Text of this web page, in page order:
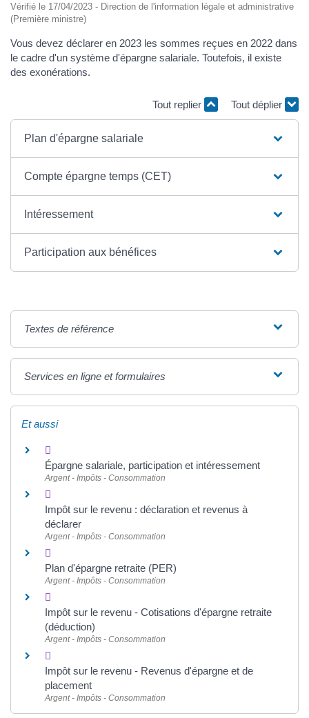
Vérifié le 17/04/2023 - Direction de l'information légale et administrative
(Première ministre)
Vous devez déclarer en 2023 les sommes reçues en 2022 dans
le cadre d'un système d'épargne salariale. Toutefois, il existe
des exonérations.
Tout replier Tout déplier
Plan d'épargne salariale
Compte épargne temps (CET)
Intéressement
Participation aux bénéfices
Textes de référence
Services en ligne et formulaires
Et aussi
Épargne salariale, participation et intéressement
Argent - Impôts - Consommation
Impôt sur le revenu : déclaration et revenus à
déclarer
Argent - Impôts - Consommation
Plan d'épargne retraite (PER)
Argent - Impôts - Consommation
Impôt sur le revenu - Cotisations d'épargne retraite
(déduction)
Argent - Impôts - Consommation
Impôt sur le revenu - Revenus d'épargne et de
placement
Argent - Impôts - Consommation